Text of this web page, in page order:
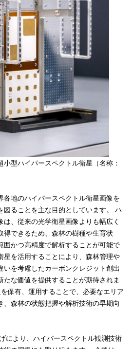
ペクトル衛星（名称：
各地のハイパースペクトル衛星画像を
図ることを主な目的としています。 ハ
は、従来の光学衛星画像よりも幅広く
得できるため、森林の樹種や生育状
囲かつ高精度で解析することが可能で
星を活用することにより、森林管理や
いを考慮したカーボンクレジット創出
たな価値を提供することが期待されま
保有、運用することで、必要なエリア
、森林の状態把握や解析技術の早期向
により、ハイパースペクトル観測技術